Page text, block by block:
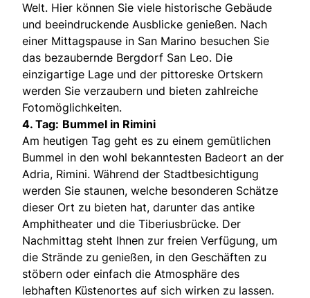
Welt. Hier können Sie viele historische Gebäude
und beeindruckende Ausblicke genießen. Nach
einer Mittagspause in San Marino besuchen Sie
das bezaubernde Bergdorf San Leo. Die
einzigartige Lage und der pittoreske Ortskern
werden Sie verzaubern und bieten zahlreiche
Fotomöglichkeiten.
4. Tag: Bummel in Rimini
Am heutigen Tag geht es zu einem gemütlichen
Bummel in den wohl bekanntesten Badeort an der
Adria, Rimini. Während der Stadtbesichtigung
werden Sie staunen, welche besonderen Schätze
dieser Ort zu bieten hat, darunter das antike
Amphitheater und die Tiberiusbrücke. Der
Nachmittag steht Ihnen zur freien Verfügung, um
die Strände zu genießen, in den Geschäften zu
stöbern oder einfach die Atmosphäre des
lebhaften Küstenortes auf sich wirken zu lassen.